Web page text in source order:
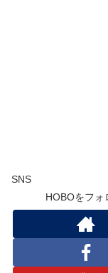
SNS
HOBOをフォ